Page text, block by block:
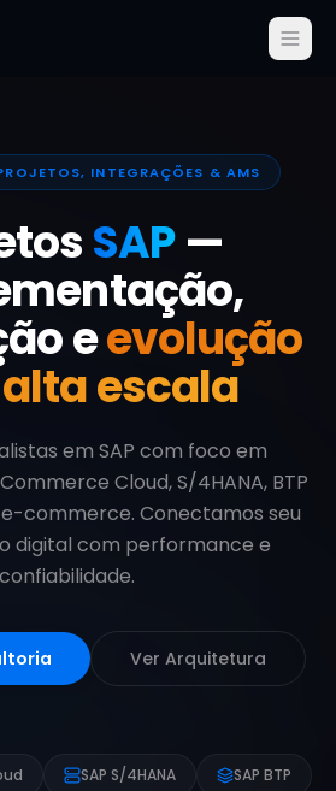
INTEGRAÇÕES & AMS
SAP —
eevolução
escala
em SAP com foco em
Cloud, S/4HANA, BTP
commerce. Conectamos seu
digital com performance e
confiabilidade.
Ver Arquitetura
SAP S/4HANA SAP BTP